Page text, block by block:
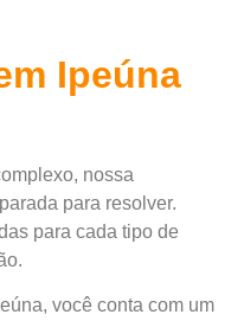
Ipeúna
nossa
para resolver.
para cada tipo de
você conta com um